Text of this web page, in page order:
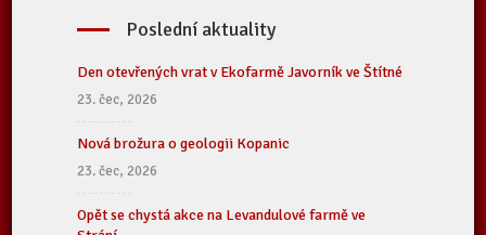
Poslední aktuality
Den otevřených vrat v Ekofarmě Javorník ve Štítné
23. čec, 2026
Nová brožura o geologii Kopanic
23. čec, 2026
Opět se chystá akce na Levandulové farmě ve